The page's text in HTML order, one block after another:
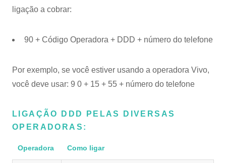
ligação a cobrar:
90 + Código Operadora + DDD + número do telefone
Por exemplo, se você estiver usando a operadora Vivo,
você deve usar: 9 0 + 15 + 55 + número do telefone
LIGAÇÃO DDD PELAS DIVERSAS
OPERADORAS:
Operadora Como ligar